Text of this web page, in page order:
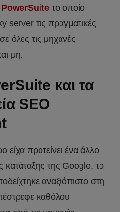
PowerSuite το οποίο
server τις πραγματικές
όλες τις μηχανές
μη.
και τα
SEO
προτείνει ένα άλλο
κατάταξης της Google, το
αναξιόπιστο στη
καθόλου